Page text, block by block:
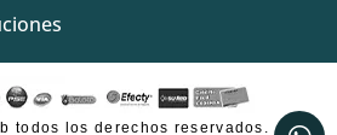
todos los derechos reservados.